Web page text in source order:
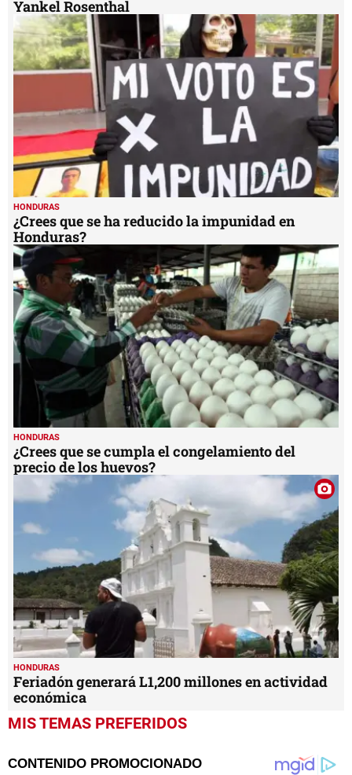
Yankel Rosenthal
HONDURAS
¿Crees que se ha reducido la impunidad en
Honduras?
HONDURAS
¿Crees que se cumpla el congelamiento del
precio de los huevos?
HONDURAS
Feriadón generará L1,200 millones en actividad
económica
MIS TEMAS PREFERIDOS